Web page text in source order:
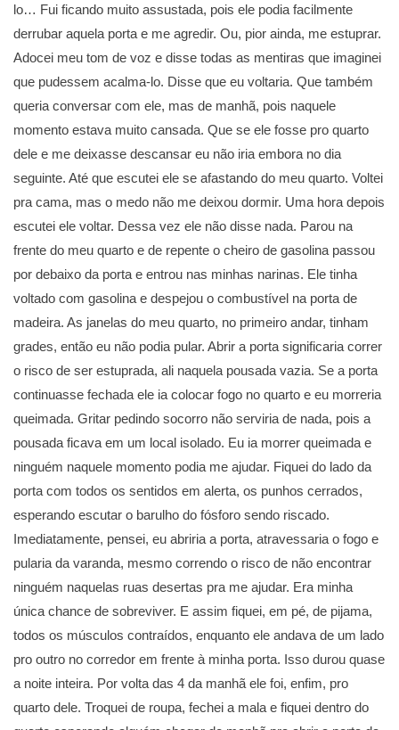
lo… Fui ficando muito assustada, pois ele podia facilmente
derrubar aquela porta e me agredir. Ou, pior ainda, me estuprar.
Adocei meu tom de voz e disse todas as mentiras que imaginei
que pudessem acalma-lo. Disse que eu voltaria. Que também
queria conversar com ele, mas de manhã, pois naquele
momento estava muito cansada. Que se ele fosse pro quarto
dele e me deixasse descansar eu não iria embora no dia
seguinte. Até que escutei ele se afastando do meu quarto. Voltei
pra cama, mas o medo não me deixou dormir. Uma hora depois
escutei ele voltar. Dessa vez ele não disse nada. Parou na
frente do meu quarto e de repente o cheiro de gasolina passou
por debaixo da porta e entrou nas minhas narinas. Ele tinha
voltado com gasolina e despejou o combustível na porta de
madeira. As janelas do meu quarto, no primeiro andar, tinham
grades, então eu não podia pular. Abrir a porta significaria correr
o risco de ser estuprada, ali naquela pousada vazia. Se a porta
continuasse fechada ele ia colocar fogo no quarto e eu morreria
queimada. Gritar pedindo socorro não serviria de nada, pois a
pousada ficava em um local isolado. Eu ia morrer queimada e
ninguém naquele momento podia me ajudar. Fiquei do lado da
porta com todos os sentidos em alerta, os punhos cerrados,
esperando escutar o barulho do fósforo sendo riscado.
Imediatamente, pensei, eu abriria a porta, atravessaria o fogo e
pularia da varanda, mesmo correndo o risco de não encontrar
ninguém naquelas ruas desertas pra me ajudar. Era minha
única chance de sobreviver. E assim fiquei, em pé, de pijama,
todos os músculos contraídos, enquanto ele andava de um lado
pro outro no corredor em frente à minha porta. Isso durou quase
a noite inteira. Por volta das 4 da manhã ele foi, enfim, pro
quarto dele. Troquei de roupa, fechei a mala e fiquei dentro do